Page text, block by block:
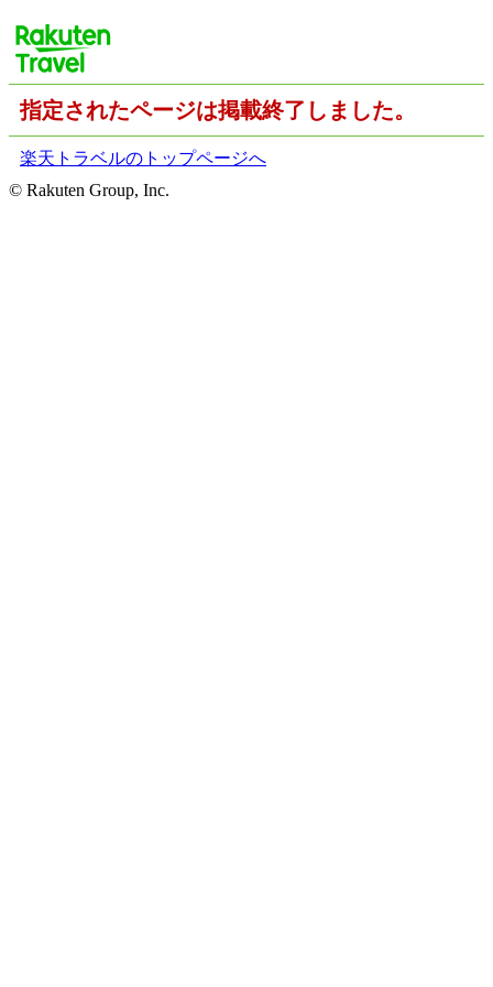
指定されたページは掲載終了しました。
楽天トラベルのトップページへ
© Rakuten Group, Inc.